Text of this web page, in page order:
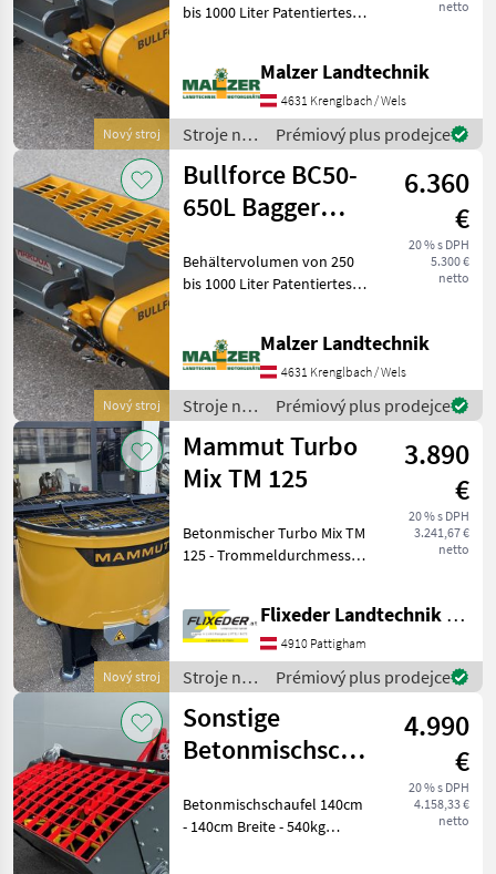
Nový stroj
netto
bis 1000 Liter Patentiertes
HARDOX
Mischerschneckenringe 15 x
65 mm Mischerwelle aus
C45 Volls
Malzer Landtechnik
4631 Krenglbach / Wels
Stroje na
stavbu /
Bullforce
Prémiový plus prodejce
Nový stroj
Bullforce BC50-
650L Bagger
Hoflader
6.360
€
20 % s DPH
5.300 €
netto
Behältervolumen von 250
bis 1000 Liter Patentiertes
HARDOX
Mischerschneckenringe 15 x
65 mm Mischerwelle aus
C45 Volls
Malzer Landtechnik
4631 Krenglbach / Wels
Stroje na
stavbu /
Bullforce
Prémiový plus prodejce
Nový stroj
Mammut Turbo
Mix TM 125
3.890
€
20 % s DPH
3.241,67 €
netto
Betonmischer Turbo Mix TM
125 - Trommeldurchmesser
Zapfwellenantrieb
einstufiges Getriebe,
Übersetzung 7, 75:1
Mischen und
Flixeder Landtechnik GmbH
4910 Pattigham
Stroje na
stavbu /
Mammut
Prémiový plus prodejce
Sonstige
Betonmischschaufel
4.990
€
20 % s DPH
4.158,33 €
netto
Betonmischschaufel 140cm
- 140cm Breite - 540kg